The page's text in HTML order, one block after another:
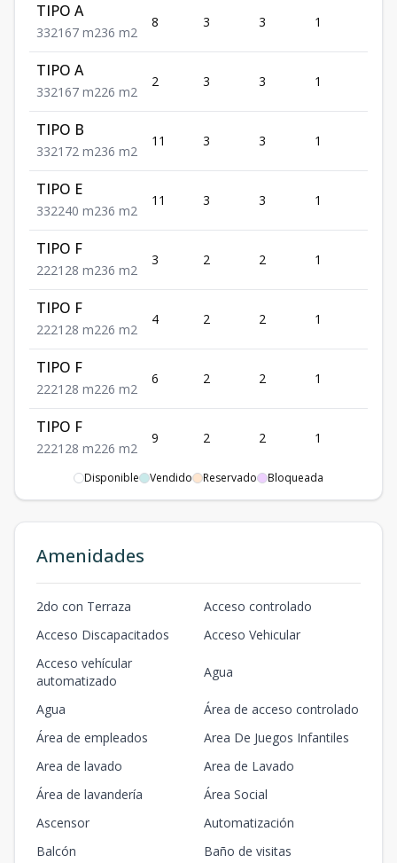
TIPO A
332167 m236 m2
8 3 3 1
TIPO A
332167 m226 m2
2 3 3 1
TIPO B
332172 m236 m2
11 3 3 1
TIPO E
332240 m236 m2
11 3 3 1
TIPO F
222128 m236 m2
3 2 2 1
TIPO F
222128 m226 m2
4 2 2 1
TIPO F
222128 m226 m2
6 2 2 1
TIPO F
222128 m226 m2
9 2 2 1
TIPO G
332
TIPO G
332
m2
m2
332
166.5
336
3
TIPO G
332
Disponible Vendido Reservado Bloqueada
Amenidades
2do con Terraza
Acceso controlado
Acceso Discapacitados
Acceso Vehicular
Acceso vehícular
automatizado
Agua
Agua
Área de acceso controlado
Área de empleados
Area De Juegos Infantiles
Area de lavado
Area de Lavado
Área de lavandería
Área Social
Ascensor
Automatización
Balcón
Baño de visitas